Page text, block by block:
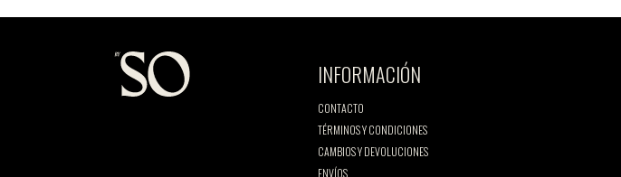
INFORMACIÓN
CONTACTO
TÉRMINOS Y CONDICIONES
CAMBIOS Y DEVOLUCIONES
ENVÍOS